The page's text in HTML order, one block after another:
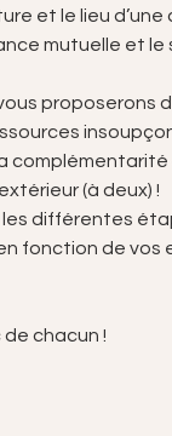
et le lieu
mutuelle et le
proposerons
complémentarité
(à deux) !
différentes
fonction de vos
de chacun !